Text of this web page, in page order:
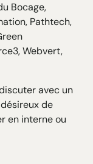
Bocage,
Pathtech,
Webvert,
avec un
de
en interne ou